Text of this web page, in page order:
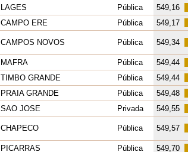
LAGES Pública 549,16
CAMPO ERE Pública 549,17
CAMPOS NOVOS Pública 549,34
MAFRA Pública 549,44
TIMBO GRANDE Pública 549,44
PRAIA GRANDE Pública 549,48
SAO JOSE Privada 549,55
CHAPECO Pública 549,57
PICARRAS Pública 549,70